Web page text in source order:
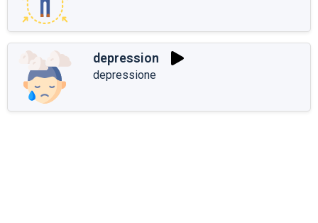
depression
depressione